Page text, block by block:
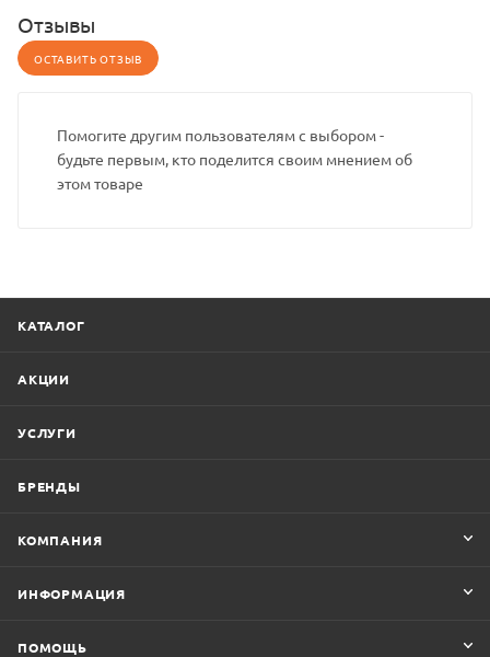
Отзывы
ОСТАВИТЬ ОТЗЫВ
Помогите другим пользователям с выбором -
будьте первым, кто поделится своим мнением об
этом товаре
КАТАЛОГ
АКЦИИ
УСЛУГИ
БРЕНДЫ
КОМПАНИЯ
ИНФОРМАЦИЯ
ПОМОЩЬ